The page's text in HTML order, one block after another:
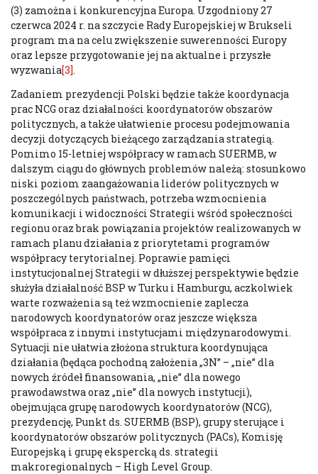
(3) zamożna i konkurencyjna Europa. Uzgodniony 27
czerwca 2024 r. na szczycie Rady Europejskiej w Brukseli
program ma na celu zwiększenie suwerenności Europy
oraz lepsze przygotowanie jej na aktualne i przyszłe
wyzwania[3].
Zadaniem prezydencji Polski będzie także koordynacja
prac NCG oraz działalności koordynatorów obszarów
politycznych, a także ułatwienie procesu podejmowania
decyzji dotyczących bieżącego zarządzania strategią.
Pomimo 15-letniej współpracy w ramach SUERMB, w
dalszym ciągu do głównych problemów należą: stosunkowo
niski poziom zaangażowania liderów politycznych w
poszczególnych państwach, potrzeba wzmocnienia
komunikacji i widoczności Strategii wśród społeczności
regionu oraz brak powiązania projektów realizowanych w
ramach planu działania z priorytetami programów
współpracy terytorialnej. Poprawie pamięci
instytucjonalnej Strategii w dłuższej perspektywie będzie
służyła działalność BSP w Turku i Hamburgu, aczkolwiek
warte rozważenia są też wzmocnienie zaplecza
narodowych koordynatorów oraz jeszcze większa
współpraca z innymi instytucjami międzynarodowymi.
Sytuacji nie ułatwia złożona struktura koordynująca
działania (będąca pochodną założenia „3N” – „nie” dla
nowych źródeł finansowania, „nie” dla nowego
prawodawstwa oraz „nie” dla nowych instytucji),
obejmująca grupę narodowych koordynatorów (NCG),
prezydencję, Punkt ds. SUERMB (BSP), grupy sterujące i
koordynatorów obszarów politycznych (PACs), Komisję
Europejską i grupę ekspercką ds. strategii
makroregionalnych – High Level Group.